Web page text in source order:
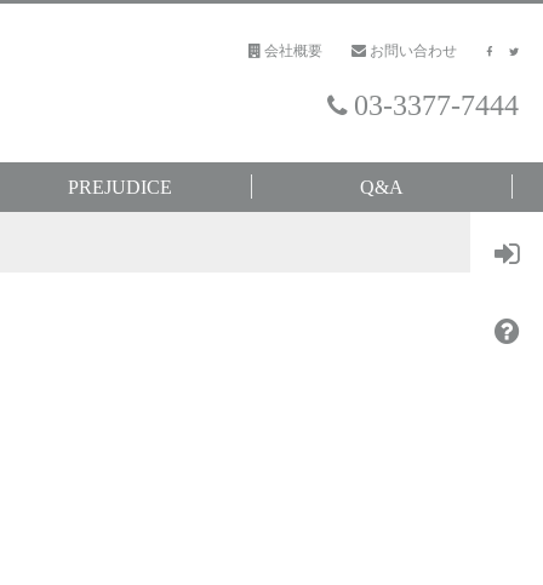
会社概要 お問い合わせ
03-3377-7444
PREJUDICE Q&A